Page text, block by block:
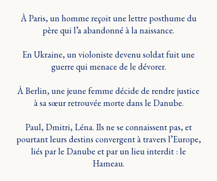
À Paris, un homme reçoit une lettre posthume du
père qui l’a abandonné à la naissance.
En Ukraine, un violoniste devenu soldat fuit une
guerre qui menace de le dévorer.
À Berlin, une jeune femme décide de rendre justice
à sa sœur retrouvée morte dans le Danube.
Paul, Dmitri, Léna. Ils ne se connaissent pas, et
pourtant leurs destins convergent à travers l’Europe,
liés par le Danube et par un lieu interdit : le
Hameau.